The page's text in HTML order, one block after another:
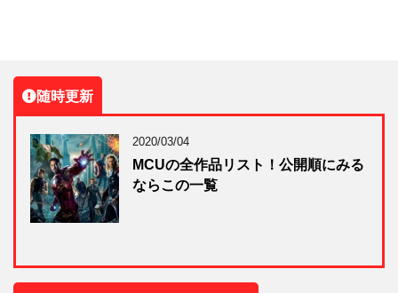
随時更新
2020/03/04
MCUの全作品リスト！公開順にみる
ならこの一覧